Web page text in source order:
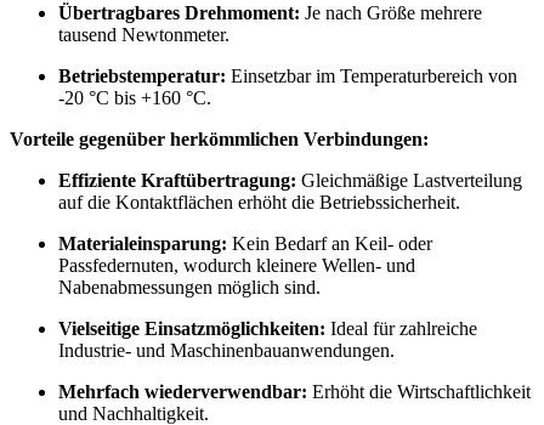
Übertragbares Drehmoment: Je nach Größe mehrere
tausend Newtonmeter.
Betriebstemperatur: Einsetzbar im Temperaturbereich von
-20 °C bis +160 °C.
Vorteile gegenüber herkömmlichen Verbindungen:
Effiziente Kraftübertragung: Gleichmäßige Lastverteilung
auf die Kontaktflächen erhöht die Betriebssicherheit.
Materialeinsparung: Kein Bedarf an Keil- oder
Passfedernuten, wodurch kleinere Wellen- und
Nabenabmessungen möglich sind.
Vielseitige Einsatzmöglichkeiten: Ideal für zahlreiche
Industrie- und Maschinenbauanwendungen.
Mehrfach wiederverwendbar: Erhöht die Wirtschaftlichkeit
und Nachhaltigkeit.